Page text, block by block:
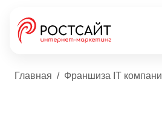
Главная Франшиза IT